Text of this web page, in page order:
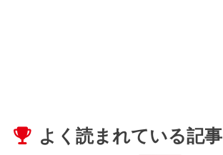
よく読まれている記事